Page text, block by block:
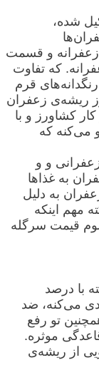
شده،
و قسمت
که تفاوت
قرم
ریشه‌ی زعفران
کشاورز و با
می‌کنه که
و و
به غذاها
به دلیل
مهم اینکه
با درصد
می‌کنه، ضد
تو رفع
موثره.
از ریشه‌ی